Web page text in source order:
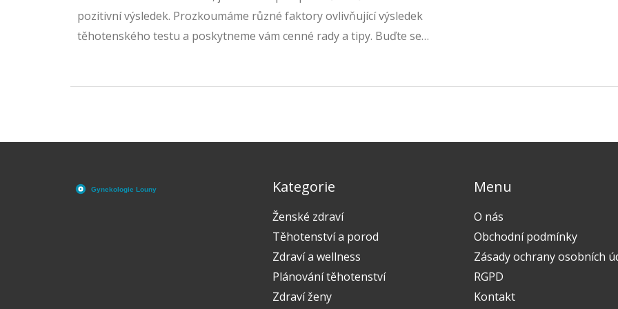
pozitivní výsledek. Prozkoumáme různé faktory ovlivňující výsledek
těhotenského testu a poskytneme vám cenné rady a tipy. Buďte se
Kategorie
Ženské zdraví
Těhotenství a porod
Zdraví a wellness
Plánování těhotenství
Zdraví ženy
Menu
O nás
Obchodní podmínky
Zásady ochrany osobních
RGPD
Kontakt